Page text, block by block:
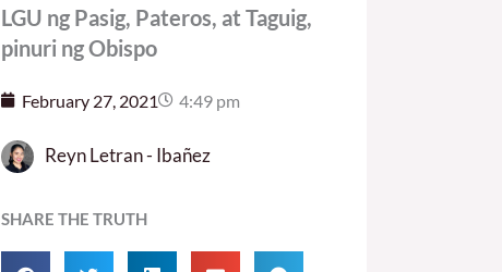
LGU ng Pasig, Pateros, at Taguig,
pinuri ng Obispo
February 27, 2021 4:49 pm
Reyn Letran - Ibañez
SHARE THE TRUTH